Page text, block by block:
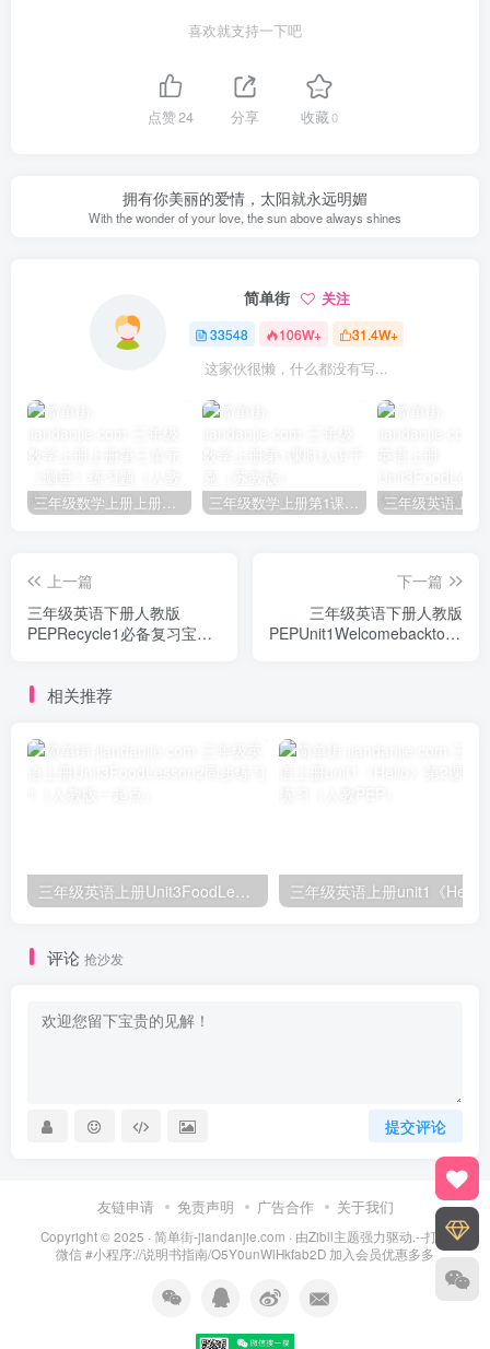
喜欢就支持一下吧
点赞24 分享 收藏0
拥有你美丽的爱情，太阳就永远明媚
With the wonder of your love, the sun above always shines
简单街 关注
33548 106W+ 31.4W+
这家伙很懒，什么都没有写...
上一篇
三年级英语下册人教版
PEPRecycle1必备复习宝典
下一篇
三年级英语下册人教版
PEPUnit1Welcomebacktoschool
相关推荐
评论 抢沙发
提交评论
友链申请 免责声明 广告合作 关于我们
Copyright © 2025 · 简单街-jiandanjie.com · 由Zibll主题强力驱动.--打开
微信 #小程序://说明书指南/O5Y0unWlHkfab2D 加入会员优惠多多